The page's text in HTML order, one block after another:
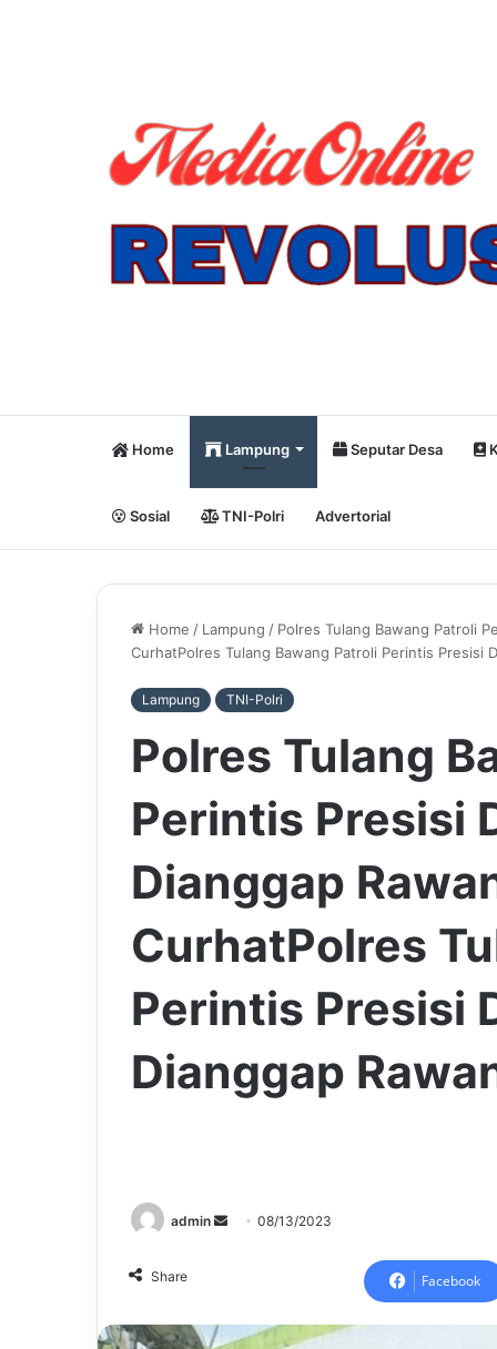
Home Lampung Seputar Desa
Sosial TNI-Polri Advertorial
Home / Lampung / Polres Tulang Bawang Patroli
CurhatPolres Tulang Bawang Patroli Perintis Presisi
Lampung TNI-Polri
Polres Tulang
Perintis Presisi
Dianggap
CurhatPolres
Perintis Presisi
Dianggap
admin
Send08/13/2023
Share Facebook